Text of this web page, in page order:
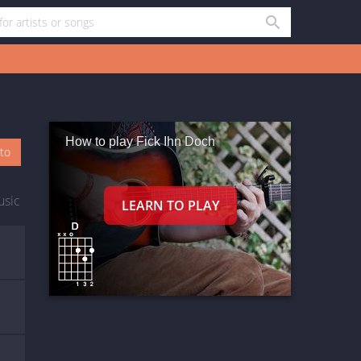
How to play Fick Ihn Doch